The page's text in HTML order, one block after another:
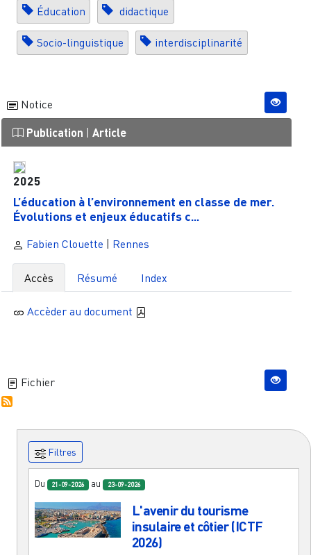
Éducation didactique
Socio-linguistique interdisciplinarité
Notice
Publication Article
2025
L’éducation à l’environnement en classe de mer.
Évolutions et enjeux éducatifs c...
Fabien Clouette | Rennes
Accès Résumé Index
Accèder au document
Fichier
Filtres
Du 21-09-2026 au 23-09-2026
L'avenir du tourisme
insulaire et côtier (ICTF
2026)